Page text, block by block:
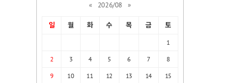
« 2026/08 »
일 월 화 수 목 금 토
1
2
3 4 5 6 7
8
9
10 11 12 13 14
15